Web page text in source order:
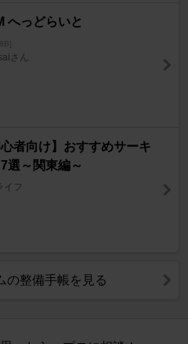
へっどらいと
[8B]
さん
心者向け】おすすめサーキ
選～関東編～
イフ
の整備手帳を見る